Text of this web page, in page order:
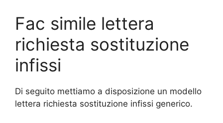
Fac simile lettera
richiesta sostituzione
infissi
Di seguito mettiamo a disposizione un modello
lettera richiesta sostituzione infissi generico.